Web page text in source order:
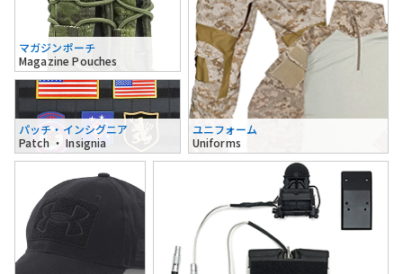
マガジンポーチ
Magazine Pouches
パッチ・インシグニア
Patch ・ Insignia
ユニフォーム
Uniforms